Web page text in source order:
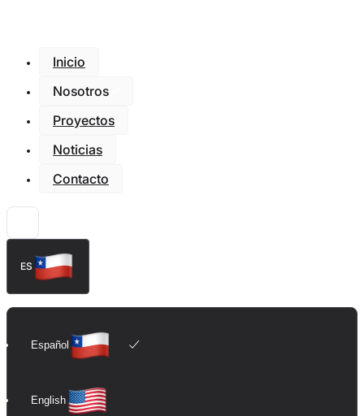
Inicio
Nosotros
Proyectos
Noticias
Contacto
ES
Español
English